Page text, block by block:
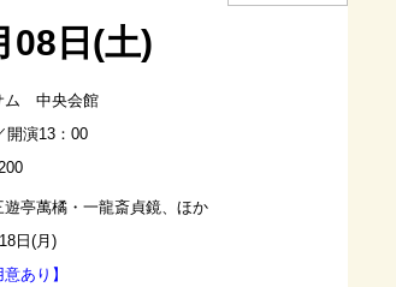
08日(土)
ム 中央会館
開演13：00
遊亭萬橘・一龍斎貞鏡、ほか
日(月)
あり】